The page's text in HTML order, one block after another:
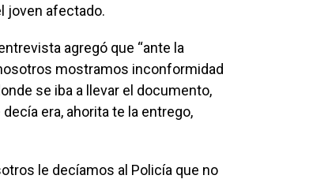
joven afectado.
agregó que “ante la
mostramos inconformidad
se iba a llevar el documento,
era, ahorita te la entrego,
le decíamos al Policía que no